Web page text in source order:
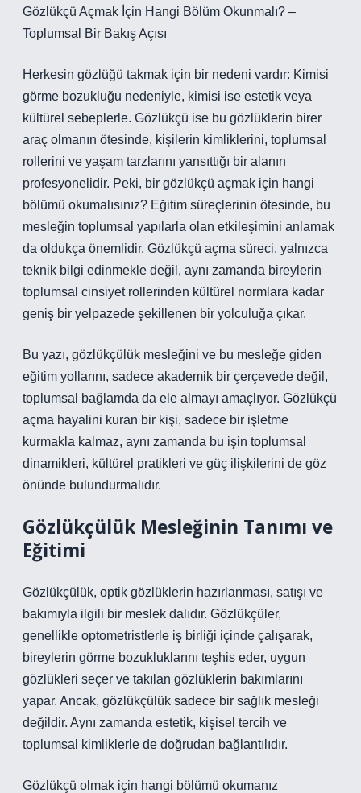
Gözlükçü Açmak İçin Hangi Bölüm Okunmalı? –
Toplumsal Bir Bakış Açısı
Herkesin gözlüğü takmak için bir nedeni vardır: Kimisi
görme bozukluğu nedeniyle, kimisi ise estetik veya
kültürel sebeplerle. Gözlükçü ise bu gözlüklerin birer
araç olmanın ötesinde, kişilerin kimliklerini, toplumsal
rollerini ve yaşam tarzlarını yansıttığı bir alanın
profesyonelidir. Peki, bir gözlükçü açmak için hangi
bölümü okumalısınız? Eğitim süreçlerinin ötesinde, bu
mesleğin toplumsal yapılarla olan etkileşimini anlamak
da oldukça önemlidir. Gözlükçü açma süreci, yalnızca
teknik bilgi edinmekle değil, aynı zamanda bireylerin
toplumsal cinsiyet rollerinden kültürel normlara kadar
geniş bir yelpazede şekillenen bir yolculuğa çıkar.
Bu yazı, gözlükçülük mesleğini ve bu mesleğe giden
eğitim yollarını, sadece akademik bir çerçevede değil,
toplumsal bağlamda da ele almayı amaçlıyor. Gözlükçü
açma hayalini kuran bir kişi, sadece bir işletme
kurmakla kalmaz, aynı zamanda bu işin toplumsal
dinamikleri, kültürel pratikleri ve güç ilişkilerini de göz
önünde bulundurmalıdır.
Gözlükçülük Mesleğinin Tanımı ve
Eğitimi
Gözlükçülük, optik gözlüklerin hazırlanması, satışı ve
bakımıyla ilgili bir meslek dalıdır. Gözlükçüler,
genellikle optometristlerle iş birliği içinde çalışarak,
bireylerin görme bozukluklarını teşhis eder, uygun
gözlükleri seçer ve takılan gözlüklerin bakımlarını
yapar. Ancak, gözlükçülük sadece bir sağlık mesleği
değildir. Aynı zamanda estetik, kişisel tercih ve
toplumsal kimliklerle de doğrudan bağlantılıdır.
Gözlükçü olmak için hangi bölümü okumanız